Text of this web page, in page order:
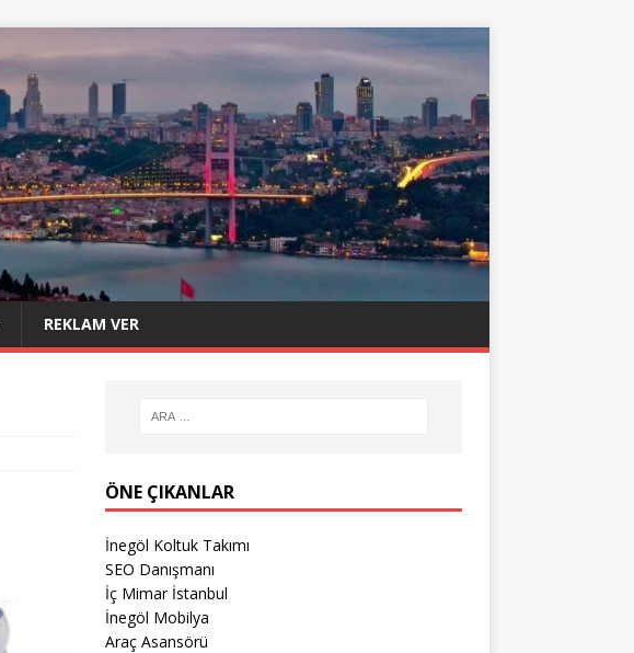
REKLAM VER
ÖNE ÇIKANLAR
İnegöl Koltuk Takımı
SEO Danışmanı
İç Mimar İstanbul
İnegöl Mobilya
Araç Asansörü